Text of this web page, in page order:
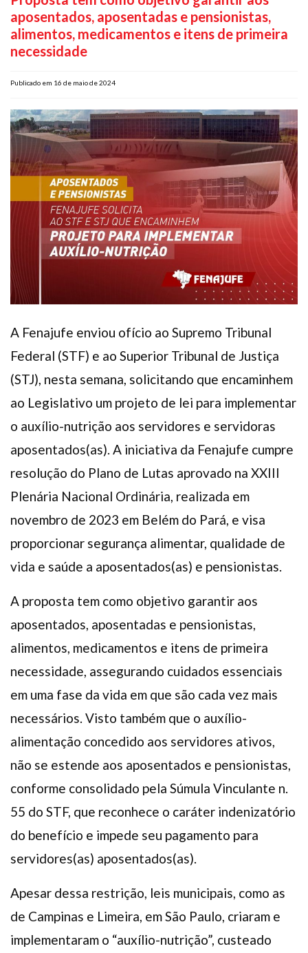
aposentados, aposentadas e pensionistas,
alimentos, medicamentos e itens de primeira
necessidade
Publicado em 16 de maio de 2024
A Fenajufe enviou ofício ao Supremo Tribunal
Federal (STF) e ao Superior Tribunal de Justiça
(STJ), nesta semana, solicitando que encaminhem
ao Legislativo um projeto de lei para implementar
o auxílio-nutrição aos servidores e servidoras
aposentados(as). A iniciativa da Fenajufe cumpre
resolução do Plano de Lutas aprovado na XXIII
Plenária Nacional Ordinária, realizada em
novembro de 2023 em Belém do Pará, e visa
proporcionar segurança alimentar, qualidade de
vida e saúde a aposentados(as) e pensionistas.
A proposta tem como objetivo garantir aos
aposentados, aposentadas e pensionistas,
alimentos, medicamentos e itens de primeira
necessidade, assegurando cuidados essenciais
em uma fase da vida em que são cada vez mais
necessários. Visto também que o auxílio-
alimentação concedido aos servidores ativos,
não se estende aos aposentados e pensionistas,
conforme consolidado pela Súmula Vinculante n.
55 do STF, que reconhece o caráter indenizatório
do benefício e impede seu pagamento para
servidores(as) aposentados(as).
Apesar dessa restrição, leis municipais, como as
de Campinas e Limeira, em São Paulo, criaram e
implementaram o “auxílio-nutrição”, custeado
Plano de Saúde
Assistência Funeral
Pós-graduação
FacebookInstagramTwitter